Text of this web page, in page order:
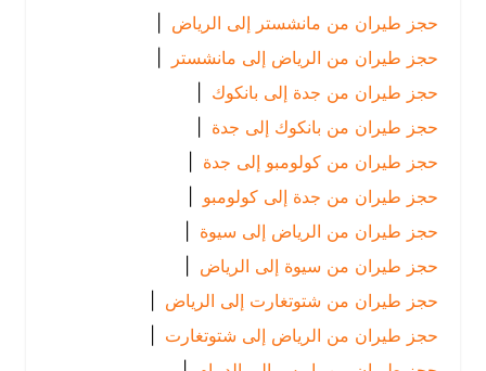
حجز طيران من مانشستر إلى الرياض
|
حجز طيران من الرياض إلى مانشستر |
حجز طيران من جدة إلى بانكوك |
حجز طيران من بانكوك إلى جدة
حجز طيران من كولومبو إلى جدة
حجز طيران من جدة إلى كولومبو |
حجز طيران من الرياض إلى سيوة |
حجز طيران من سيوة إلى الرياض
|
حجز طيران من شتوتغارت إلى الرياض
|
حجز طيران من الرياض إلى شتوتغارت |